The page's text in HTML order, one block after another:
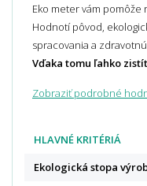
Eko meter vám
Hodnotí pôvod,
spracovania a
Vďaka tomu ľahko
Zobraziť podrobné
HLAVNÉ KRITÉRIÁ
Ekologická stopa